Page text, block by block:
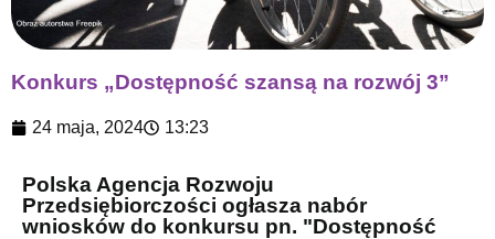
Konkurs „Dostępność szansą na rozwój 3”
24 maja, 2024 13:23
Polska Agencja Rozwoju
Przedsiębiorczości ogłasza nabór
wniosków do konkursu pn. "Dostępność